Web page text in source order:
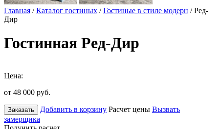
Главная /Каталог гостиных /Гостиные в стиле модерн / Ред-
Дир
Гостинная Ред-Дир
Цена:
от 48 000 руб.
Заказать Добавить в корзину Расчет цены Вызвать
замерщика